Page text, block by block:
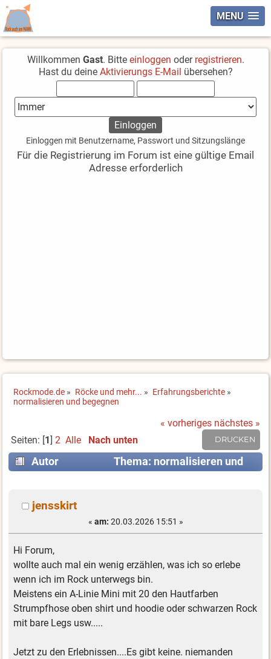
MENU
Willkommen Gast. Bitte einloggen oder registrieren.
Hast du deine Aktivierungs E-Mail übersehen?
Einloggen mit Benutzername, Passwort und Sitzungslänge
Für die Registrierung im Forum ist eine gültige Email
Adresse erforderlich
Rockmode.de » Röcke und mehr... » Erfahrungsberichte »
normalisieren und begegnen
« vorheriges nächstes »
DRUCKEN
Seiten: [1] 2 Alle Nach unten
Autor
Thema: normalisieren und
jensskirt
« am: 20.03.2026 15:51 »
Hi Forum,
wollte auch mal ein wenig erzählen, was ich so erlebe
wenn ich im Rock unterwegs bin.
Meistens ein A-Linie Mini mit 20 den Hautfarben
Strumpfhose oben shirt und hoodie oder schwarzen Rock
mit bare Legs usw.....
Jetzt zu den Erlebnissen....Es gibt keine. niemanden